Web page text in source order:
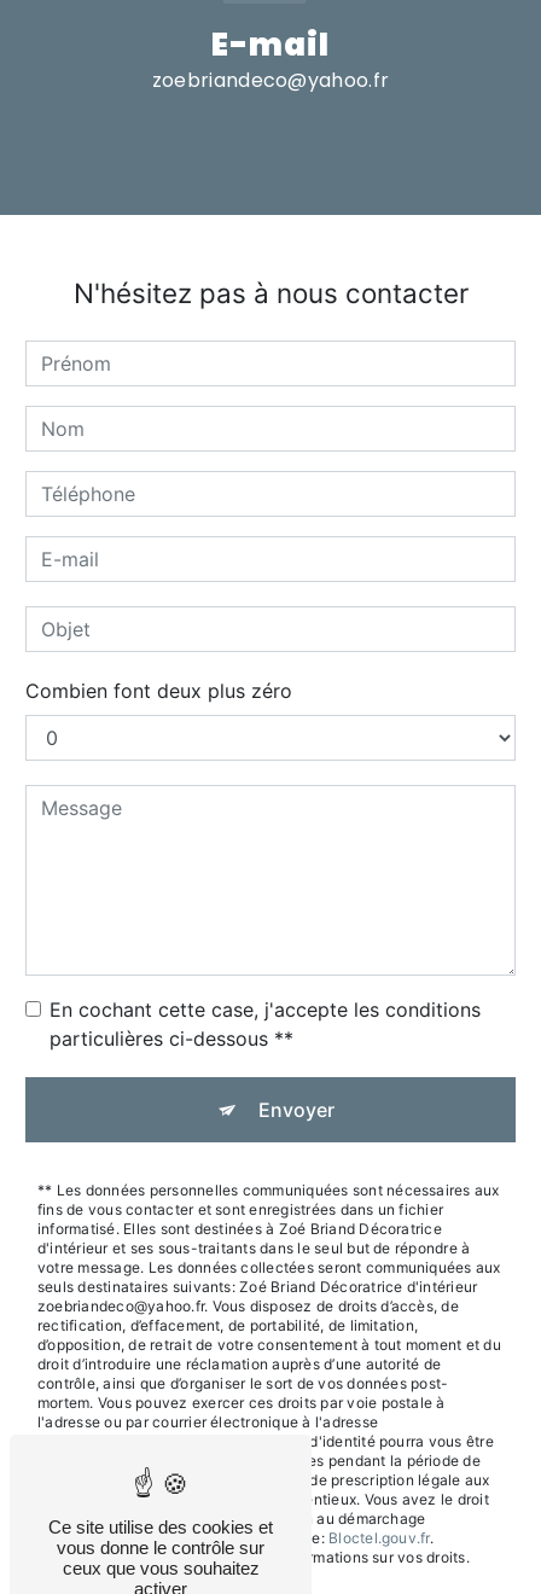
E-mail
zoebriandeco@yahoo.fr
N'hésitez pas à nous contacter
Combien font deux plus zéro
En cochant cette case, j'accepte les conditions
particulières ci-dessous **
Envoyer
** Les données personnelles communiquées sont nécessaires aux
fins de vous contacter et sont enregistrées dans un fichier
informatisé. Elles sont destinées à Zoé Briand Décoratrice
d'intérieur et ses sous-traitants dans le seul but de répondre à
votre message. Les données collectées seront communiquées aux
seuls destinataires suivants: Zoé Briand Décoratrice d'intérieur
zoebriandeco@yahoo.fr. Vous disposez de droits d’accès, de
rectification, d’effacement, de portabilité, de limitation,
d’opposition, de retrait de votre consentement à tout moment et du
droit d’introduire une réclamation auprès d’une autorité de
contrôle, ainsi que d’organiser le sort de vos données post-
mortem. Vous pouvez exercer ces droits par voie postale à
l'adresse ou par courrier électronique à l'adresse
zoebriandeco@yahoo.fr. Un justificatif d'identité pourra vous être
demandé. Nous conservons vos données pendant la période de
prise de contact puis pendant la durée de prescription légale aux
fins probatoires et de gestion des contentieux. Vous avez le droit
de vous inscrire sur la liste d'opposition au démarchage
téléphonique, disponible à cette adresse: Bloctel.gouv.fr.
Consultez le site cnil.fr pour plus d’informations sur vos droits.
Ce site utilise des cookies et
vous donne le contrôle sur
ceux que vous souhaitez
activer